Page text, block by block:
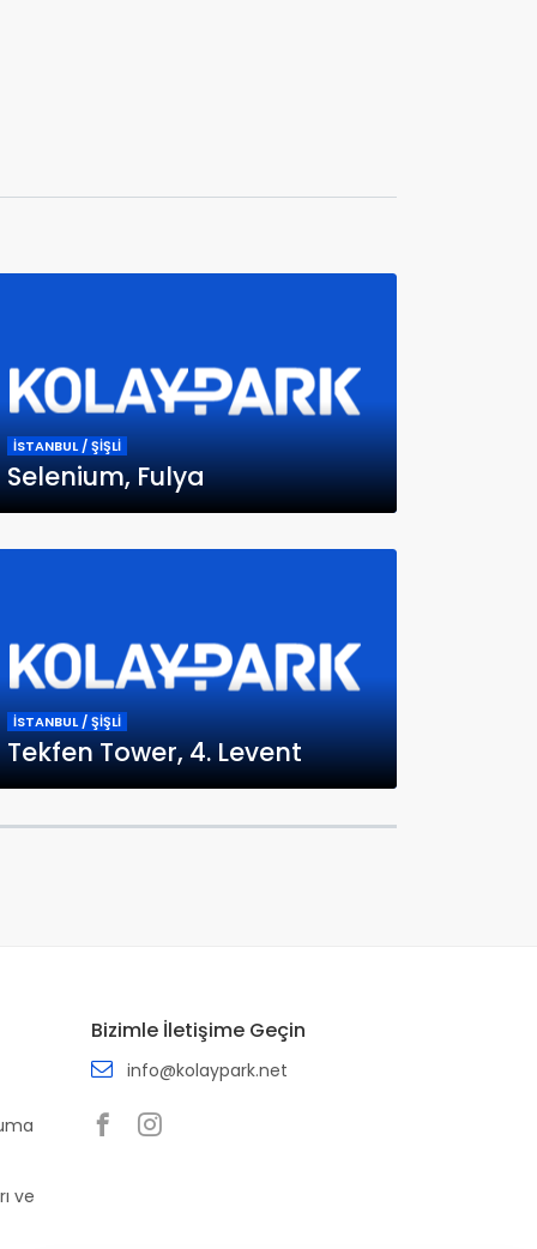
İSTANBUL / ŞİŞLİ
Selenium, Fulya
İSTANBUL / ŞİŞLİ
Tekfen Tower, 4. Levent
ve
Bizimle İletişime Geçin
info@kolaypark.net